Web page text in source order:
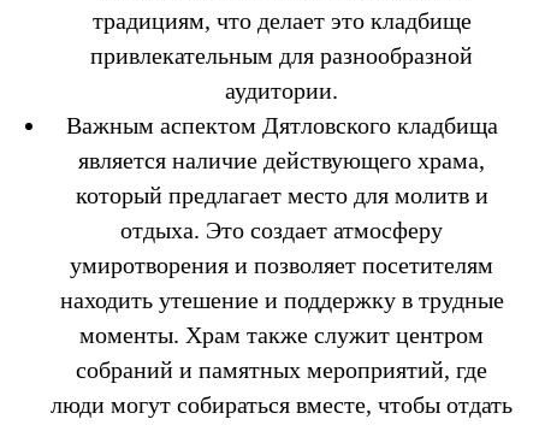
традициям, что делает это кладбище
привлекательным для разнообразной
аудитории.
Важным аспектом Дятловского кладбища
является наличие действующего храма,
который предлагает место для молитв и
отдыха. Это создает атмосферу
умиротворения и позволяет посетителям
находить утешение и поддержку в трудные
моменты. Храм также служит центром
собраний и памятных мероприятий, где
люди могут собираться вместе, чтобы отдать